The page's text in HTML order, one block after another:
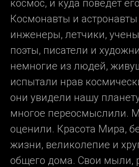
космос, и куда поведет
Космонавты и астронавты
инженеры, летчики,
поэты, писатели и
немногие из людей,
испытали нрав
они увидели нашу
многое переосмыслили.
оценили. Красота Мира,
жизни, великолепие и
общего дома. Свои мыли,